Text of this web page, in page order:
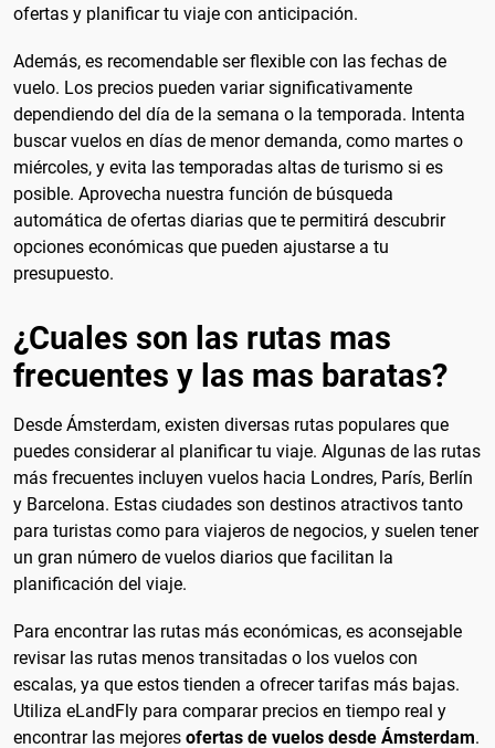
ofertas y planificar tu viaje con anticipación.
Además, es recomendable ser flexible con las fechas de
vuelo. Los precios pueden variar significativamente
dependiendo del día de la semana o la temporada. Intenta
buscar vuelos en días de menor demanda, como martes o
miércoles, y evita las temporadas altas de turismo si es
posible. Aprovecha nuestra función de búsqueda
automática de ofertas diarias que te permitirá descubrir
opciones económicas que pueden ajustarse a tu
presupuesto.
¿Cuales son las rutas mas
frecuentes y las mas baratas?
Desde Ámsterdam, existen diversas rutas populares que
puedes considerar al planificar tu viaje. Algunas de las rutas
más frecuentes incluyen vuelos hacia Londres, París, Berlín
y Barcelona. Estas ciudades son destinos atractivos tanto
para turistas como para viajeros de negocios, y suelen tener
un gran número de vuelos diarios que facilitan la
planificación del viaje.
Para encontrar las rutas más económicas, es aconsejable
revisar las rutas menos transitadas o los vuelos con
escalas, ya que estos tienden a ofrecer tarifas más bajas.
Utiliza eLandFly para comparar precios en tiempo real y
encontrar las mejores ofertas de vuelos desde Ámsterdam.